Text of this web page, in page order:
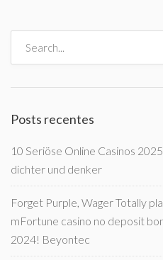
Posts recentes
10 Seriöse Online Casinos
dichter und denker
Forget Purple, Wager Totally
mFortune casino no deposit
2024! Beyontec